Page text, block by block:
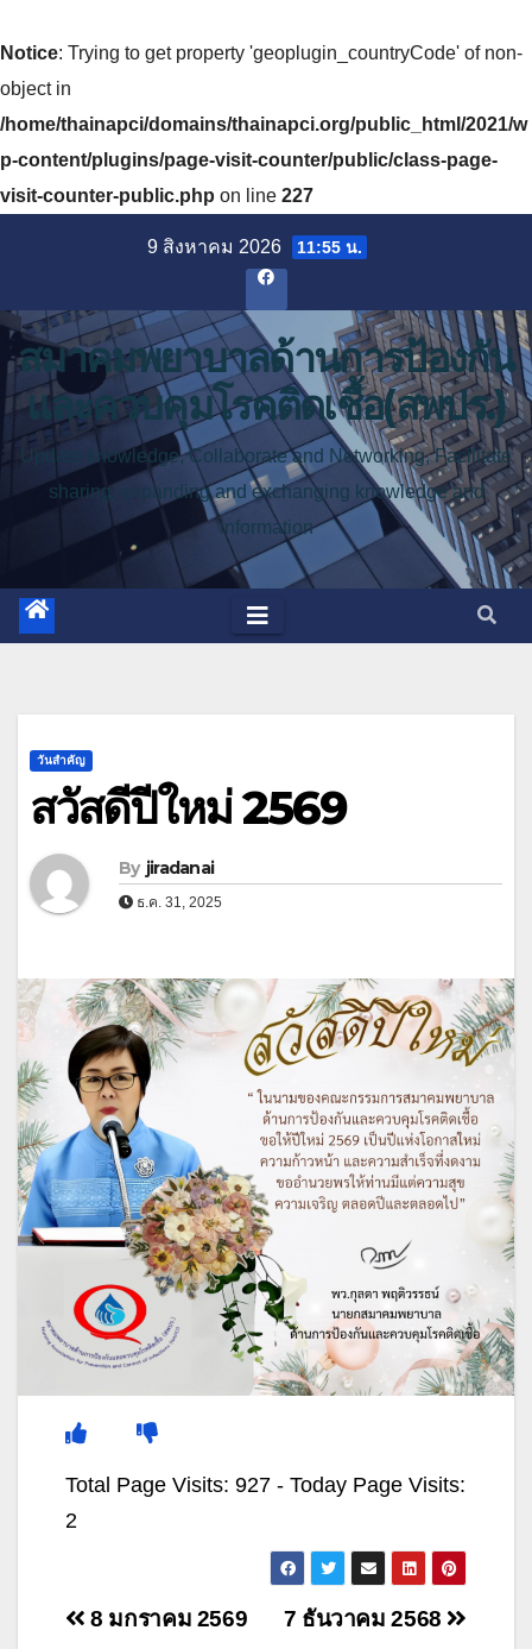
Notice: Trying to get property 'geoplugin_countryCode' of non-
object in
/home/thainapci/domains/thainapci.org/public_html/2021/w
p-content/plugins/page-visit-counter/public/class-page-
visit-counter-public.php on line 227
9 สิงหาคม 2026 11:55 น.
สมาคมพยาบาลด้านการป้องกัน
และควบคุมโรคติดเชื้อ(สพปร.)
Update knowledge, Collaborate and Networking, Facilitate
sharing, expanding and exchanging knowledge and
information
วันสำคัญ
สวัสดีปีใหม่ 2569
By jiradanai
ธ.ค. 31, 2025
Total Page Visits: 927 - Today Page Visits:
2
แนะแนว
7 ธันวาคม 2568
8 มกราคม 2569